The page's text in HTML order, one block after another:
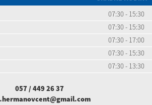
07:30 - 15:30
07:30 - 15:30
07:30 - 17:00
07:30 - 15:30
07:30 - 13:30
057 / 449 26 37